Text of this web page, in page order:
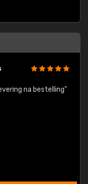
na bestelling"